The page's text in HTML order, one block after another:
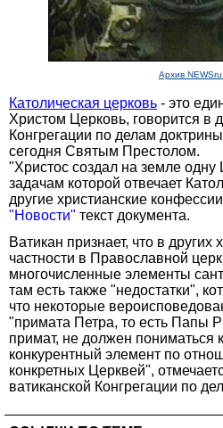
Архив
Католическая церковь - это
Христом Церковь, говорится в
Конгрегации по делам
сегодня Святым Престолом.
"Христос создал на земле одну
задачам которой отвечает
другие христианские
"Новости" текст документа.
Ватикан признает, что в
частности в Православной
многочисленные элементы
там есть также "недостатки",
что некоторые
"примата Петра, то есть Папы
примат, не должен пониматься
конкурентный элемент по
конкретных Церквей",
ватиканской Конгрегации по